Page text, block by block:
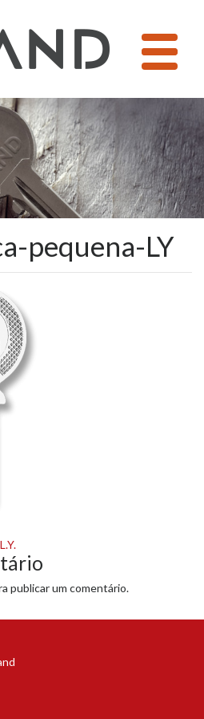
pequena-LY
publicar um comentário.